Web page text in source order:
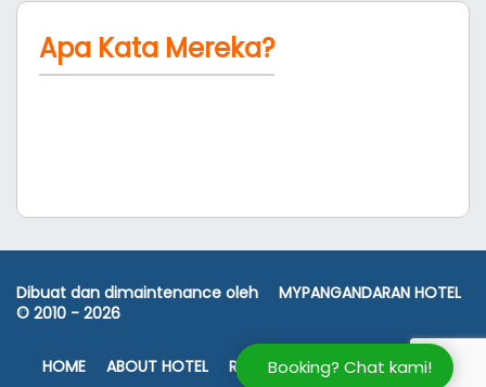
Apa Kata Mereka?
Booking? Chat kami!
Dibuat dan dimaintenance oleh
MYPANGANDARAN HOTEL
© 2010 - 2026
HOME ABOUT HOTEL ROOM RATES FASILITAS PETA